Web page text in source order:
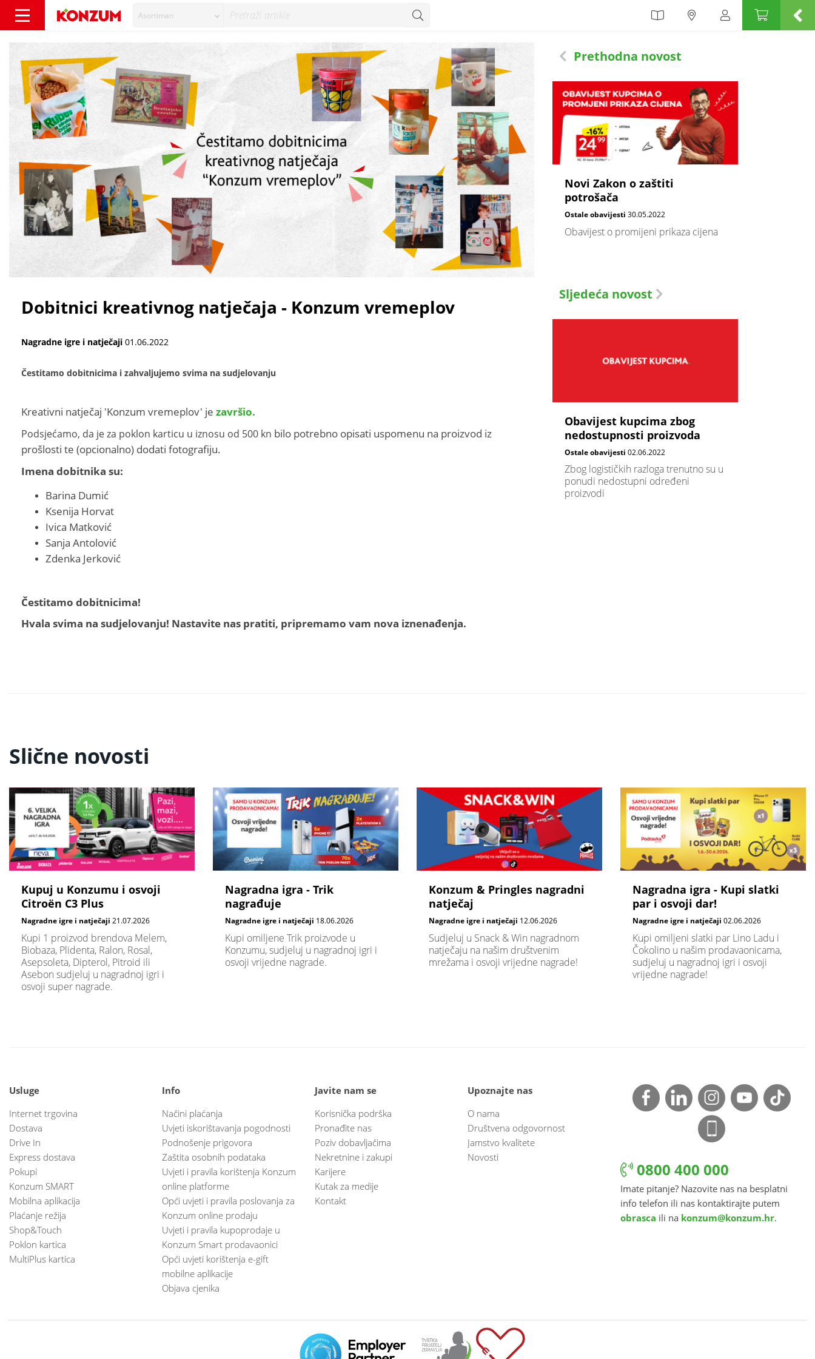
Asortiman
Dobitnici kreativnog natječaja - Konzum vremeplov
Nagradne igre i natječaji 01.06.2022
Čestitamo dobitnicima i zahvaljujemo svima na sudjelovanju
Kreativni natječaj 'Konzum vremeplov' je završio.
Podsjećamo, da je za poklon karticu u iznosu od 500 kn bilo potrebno opisati uspomenu na proizvod iz
prošlosti te (opcionalno) dodati fotografiju.
Imena dobitnika su:
Barina Dumić
Ksenija Horvat
Ivica Matković
Sanja Antolović
Zdenka Jerković
Čestitamo dobitnicima!
Hvala svima na sudjelovanju! Nastavite nas pratiti, pripremamo vam nova iznenađenja.
Prethodna novost
Novi Zakon o zaštiti
potrošača
Ostale obavijesti 30.05.2022
Obavijest o promijeni prikaza cijena
Sljedeća novost
Obavijest kupcima zbog
nedostupnosti proizvoda
Ostale obavijesti 02.06.2022
Zbog logističkih razloga trenutno su u
ponudi nedostupni određeni
proizvodi
Slične novosti
Kupuj u Konzumu i osvoji
Citroën C3 Plus
Nagradne igre i natječaji 21.07.2026
Kupi 1 proizvod brendova Melem,
Biobaza, Plidenta, Ralon, Rosal,
Asepsoleta, Dipterol, Pitroid ili
Asebon sudjeluj u nagradnoj igri i
osvoji super nagrade.
Nagradna igra - Trik
nagrađuje
Nagradne igre i natječaji 18.06.2026
Kupi omiljene Trik proizvode u
Konzumu, sudjeluj u nagradnoj igri i
osvoji vrijedne nagrade.
Konzum & Pringles nagradni
natječaj
Nagradne igre i natječaji 12.06.2026
Sudjeluj u Snack & Win nagradnom
natječaju na našim društvenim
mrežama i osvoji vrijedne nagrade!
Nagradna igra - Kupi slatki
par i osvoji dar!
Nagradne igre i natječaji 02.06.2026
Kupi omiljeni slatki par Lino Ladu i
Čokolino u našim prodavaonicama,
sudjeluj u nagradnoj igri i osvoji
vrijedne nagrade!
Usluge
Internet trgovina
Dostava
Drive In
Express dostava
Pokupi
Konzum SMART
Mobilna aplikacija
Plaćanje režija
Shop&Touch
Poklon kartica
MultiPlus kartica
Info
Načini plaćanja
Uvjeti iskorištavanja pogodnosti
Podnošenje prigovora
Zaštita osobnih podataka
Uvjeti i pravila korištenja Konzum
online platforme
Opći uvjeti i pravila poslovanja za
Konzum online prodaju
Uvjeti i pravila kupoprodaje u
Konzum Smart prodavaonici
Opći uvjeti korištenja e-gift
mobilne aplikacije
Objava cjenika
Javite nam se
Korisnička podrška
Pronađite nas
Poziv dobavljačima
Nekretnine i zakupi
Karijere
Kutak za medije
Kontakt
Upoznajte nas
O nama
Društvena odgovornost
Jamstvo kvalitete
Novosti
0800 400 000
Imate pitanje? Nazovite nas na besplatni
info telefon ili nas kontaktirajte putem
obrasca ili na konzum@konzum.hr.